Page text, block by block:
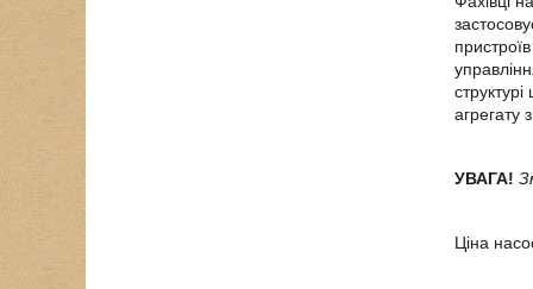
агрегату
УВАГА!
Ціна